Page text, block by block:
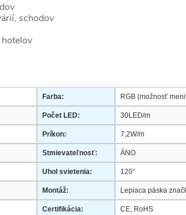
schodov
Farba: RGB (možnosť
Počet LED: 30LED/m
Príkon: 7,2W/m
Stmievateľnosť: ÁNO
Uhol svietenia: 120°
Montáž: Lepiaca páska
Certifikácia: CE, RoHS